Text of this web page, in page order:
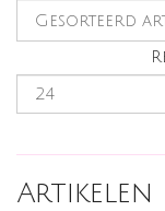
Artikelen